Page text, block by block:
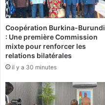
è
s
:
u
n
e
r
n
t
S
)
d
e
O
u
a
a
d
Coopération Burkina-Burundi
: Une première Commission
mixte pour renforcer les
relations bilatérales
il y a 30 minutes